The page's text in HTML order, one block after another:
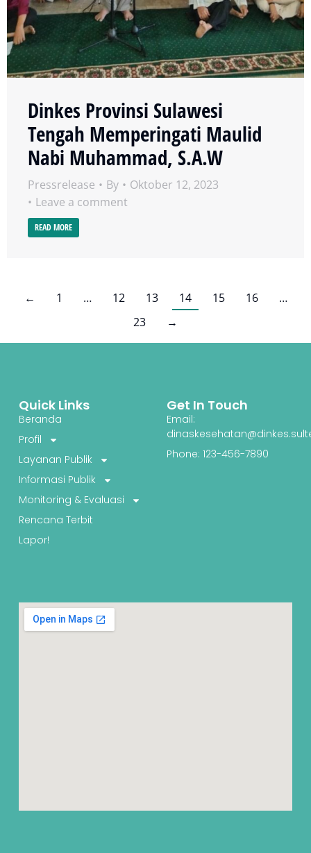
Dinkes Provinsi Sulawesi
Tengah Memperingati Maulid
Nabi Muhammad, S.A.W
Pressrelease By
Oktober 12, 2023
Leave a comment
READ MORE
← 1 … 12 13 14 15 16
…
23
→
Quick Links
Beranda
Profil
Layanan Publik
Informasi Publik
Monitoring & Evaluasi
Rencana Terbit
Lapor!
Get In Touch
Email:
Phone: 123-456-7890